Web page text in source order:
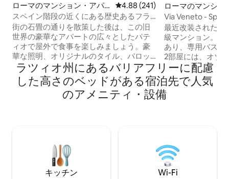
ローマのマンション・アパ
ート
レビュー241件、5つ星中4.88つ
4.88 (241)
スペイン階段の近くにある歴史あるフラ
ットに泊まろう
街の石畳の通りを散策した後は、この旧
世界の豪華なアパートの広々としたパテ
ィオで屋外で食事を楽しみましょう。豪
華な照明、オリジナルのタイル、バロッ
ク調の家具が、快適でありながら高級感
を演出し、豪華な家族旅行に最適です。
識別コード：19381 マルグッタ通りはロー
マで最も美しい通りのひとつです。多く
お使いいただけます。 私はアパートから
数メートルのところに住んでいますの
で、観光ツアー、送迎、ショッピングな
ローマのマンショ
ート
Via Veneto -
Suite 29
最近改装された高
級マンション。ア
あり、専用バスル
2部屋には、オゾ
えた専用のジェッ
す。3つ目の部屋
ァベッドと専用バ
リビングには快適
オーブン、洗濯機
います。
ラツィオ州にあるバリアフリーに配慮
した高さのベッドがある宿泊先で人気
のアメニティ・設備
キッチン Wi-Fi